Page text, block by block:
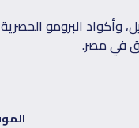
وأكواد البرومو